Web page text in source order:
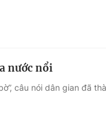
nước nổi
câu nói dân gian đã